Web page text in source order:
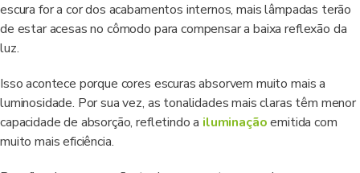
escura for a cor dos acabamentos internos, mais lâmpadas terão
de estar acesas no cômodo para compensar a baixa reflexão da
luz.
Isso acontece porque cores escuras absorvem muito mais a
luminosidade. Por sua vez, as tonalidades mais claras têm menor
capacidade de absorção, refletindo a iluminaçãoemitida com
muito mais eficiência.